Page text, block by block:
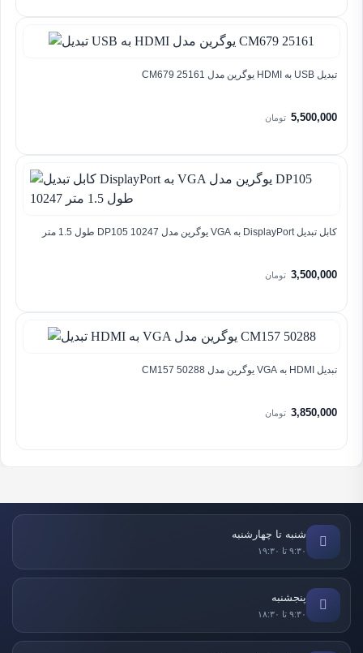
تبدیل USB به HDMI یوگرین مدل CM679 25161
5,500,000 تومان
کابل تبدیل DisplayPort به VGA یوگرین مدل DP105 10247 طول 1.5 متر
3,500,000 تومان
تبدیل HDMI به VGA یوگرین مدل CM157 50288
3,850,000 تومان
شنبه تا چهارشنبه
۹:۳۰ تا ۱۹:۳۰
پنجشنبه
۹:۳۰ تا ۱۸:۳۰